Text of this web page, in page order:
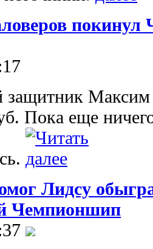
защитник
Пока еще
Лидсу
Чемпионшип